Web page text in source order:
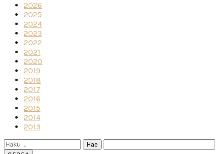
2026
2025
2024
2023
2022
2021
2020
2019
2018
2017
2016
2015
2014
2013
Haku: